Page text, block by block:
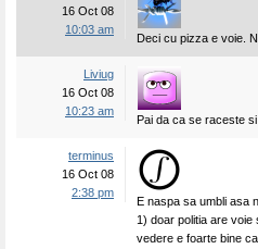
16 Oct 08
10:03 am
Deci cu pizza e voie.
Liviug
16 Oct 08
10:23 am
Pai da ca se raceste
terminus
16 Oct 08
2:38 pm
E naspa sa umbli asa
1) doar politia are
vedere e foarte bine